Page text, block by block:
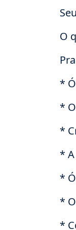
O
*
*
*
*
*
*
*